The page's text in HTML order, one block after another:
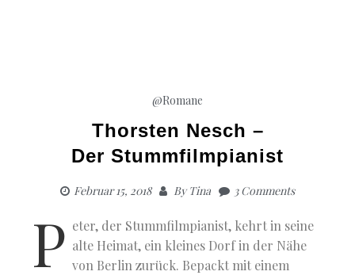
@Romane
Thorsten Nesch –
Der Stummfilmpianist
Februar 15, 2018 ByTina 3 Comments
P eter, der Stummfilmpianist, kehrt in seine
alte Heimat, ein kleines Dorf in der Nähe
von Berlin zurück. Bepackt mit einem